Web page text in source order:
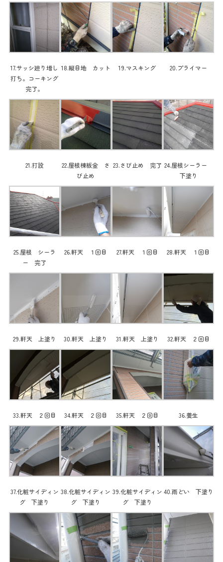
17.サッシ廻り増し
打ち。コーキング
完了。
18.縦目地 カット 19.マスキング 20.プライマー
21.打設
22.屋根棟板金 さ
び止め
23.さび止め 完了 24.屋根シーラー
下塗り
25.屋根 シーラ
ー 完了
26.軒天 １回目 27.軒天 １回目 28.軒天 １回目
29.軒天 上塗り 30.軒天 上塗り 31.軒天 上塗り 32.軒天 ２回目
33.軒天 ２回目 34.軒天 ２回目 35.軒天 ２回目 36.養生
37.化粧サイディン
グ 下塗り
38.化粧サイディン
グ 下塗り
39.化粧サイディン
グ 下塗り
40.雨どい 下塗り